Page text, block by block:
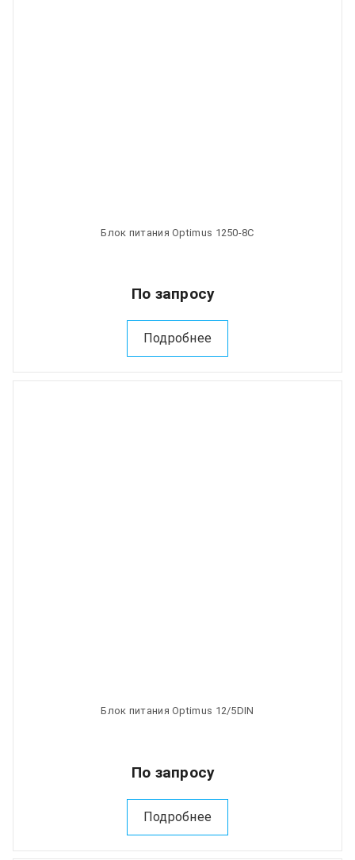
Блок питания Optimus 1250-8C
По запросу
Подробнее
Блок питания Optimus 12/5DIN
По запросу
Подробнее